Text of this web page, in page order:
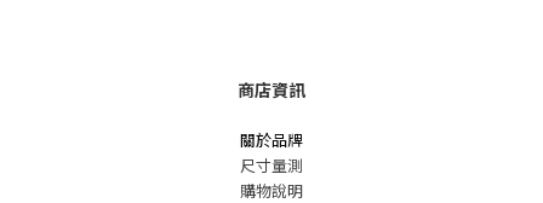
商店資訊
關於品牌
尺寸量測
購物說明